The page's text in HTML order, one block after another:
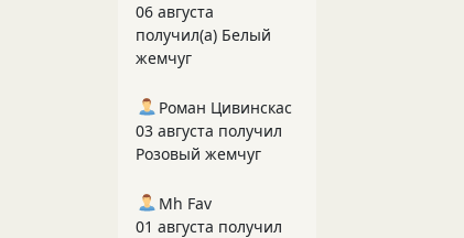
06 августа
получил(а) Белый
жемчуг
Роман Цивинскас
03 августа получил
Розовый жемчуг
Mh Fav
01 августа получил